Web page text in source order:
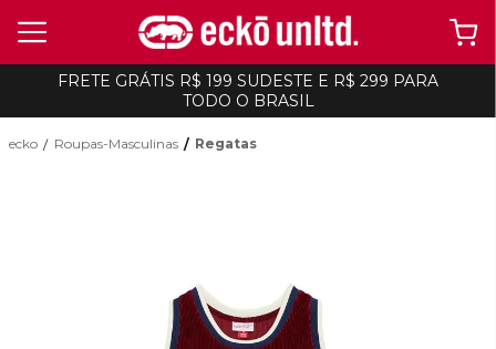
FRETE GRÁTIS R$ 199 SUDESTE E R$ 299 PARA
TODO O BRASIL
ecko Roupas-Masculinas Regatas